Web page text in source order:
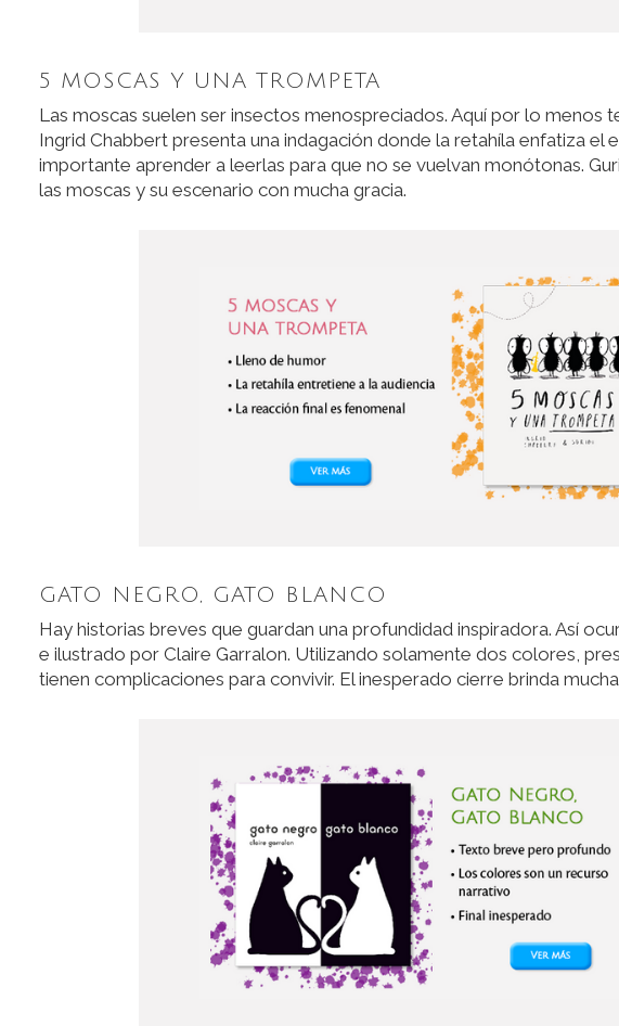
5 MOSCAS Y UNA TROMPETA
Las moscas suelen ser insectos menospreciados. Aquí por lo menos
Ingrid Chabbert presenta una indagación donde la retahíla enfatiza el
importante aprender a leerlas para que no se vuelvan monótonas.
las moscas y su escenario con mucha gracia.
GATO NEGRO, GATO BLANCO
Hay historias breves que guardan una profundidad inspiradora. Así
e ilustrado por Claire Garralon. Utilizando solamente dos colores,
tienen complicaciones para convivir. El inesperado cierre brinda